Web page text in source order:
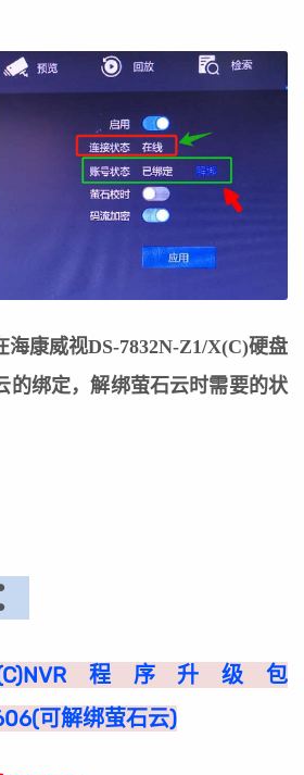
海康威视DS-7832N-Z1/X(C)硬盘
的绑定，解绑萤石云时需要的状
X(C)NVR程序升级包
可解绑萤石云)